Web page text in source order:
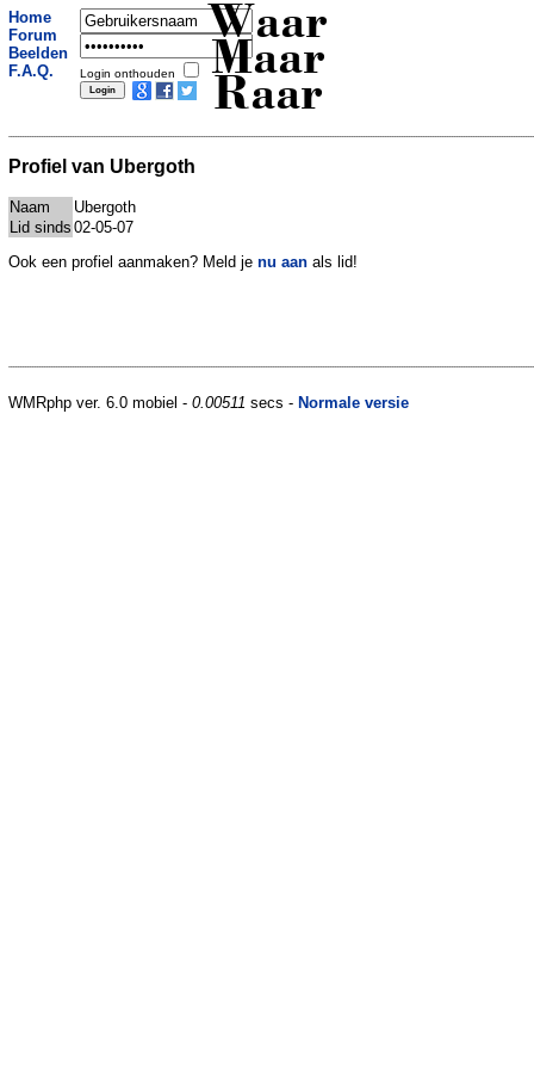
Home
Forum
Beelden
F.A.Q.
Login onthouden
Waar
Maar
Raar
Profiel van Ubergoth
Naam
Ubergoth
Lid sinds 02-05-07
Ook een profiel aanmaken? Meld je nu aan als lid!
WMRphp ver. 6.0 mobiel - 0.00511 secs - Normale versie